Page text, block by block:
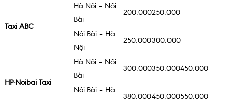
Taxi ABC
Hà Nội – Nội
Bài
200.000250.000–
Nội Bài – Hà
Nội
250.000300.000–
HP-Noibai Taxi
Hà Nội – Nội
Bài
300.000350.000450.000
Nội Bài – Hà
380.000450.000550.000